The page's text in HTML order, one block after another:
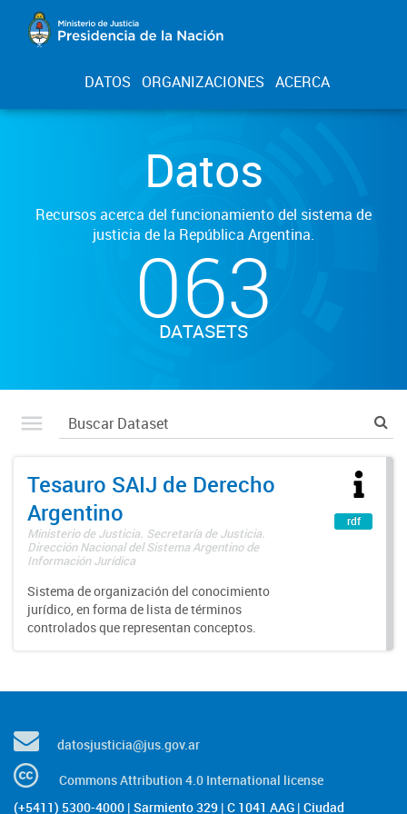
DATOS ORGANIZACIONES ACERCA
Datos
Recursos acerca del funcionamiento del sistema de
justicia de la República Argentina.
063
DATASETS
Tesauro SAIJ de Derecho
Argentino
Ministerio de Justicia. Secretaría de Justicia.
Dirección Nacional del Sistema Argentino de
Información Jurídica
Sistema de organización del conocimiento
jurídico, en forma de lista de términos
controlados que representan conceptos.
rdf
datosjusticia@jus.gov.ar
Commons Attribution 4.0 International license
(+5411) 5300-4000 | Sarmiento 329 | C 1041 AAG | Ciudad